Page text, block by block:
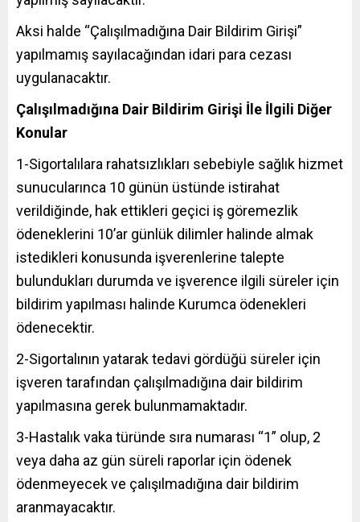
Aksi halde “Çalışılmadığına Dair Bildirim Girişi”
yapılmamış sayılacağından idari para cezası
uygulanacaktır.
Çalışılmadığına Dair Bildirim Girişi İle İlgili Diğer
Konular
1-Sigortalılara rahatsızlıkları sebebiyle sağlık hizmet
sunucularınca 10 günün üstünde istirahat
verildiğinde, hak ettikleri geçici iş göremezlik
ödeneklerini 10’ar günlük dilimler halinde almak
istedikleri konusunda işverenlerine talepte
bulundukları durumda ve işverence ilgili süreler için
bildirim yapılması halinde Kurumca ödenekleri
ödenecektir.
2-Sigortalının yatarak tedavi gördüğü süreler için
işveren tarafından çalışılmadığına dair bildirim
yapılmasına gerek bulunmamaktadır.
3-Hastalık vaka türünde sıra numarası “1” olup, 2
veya daha az gün süreli raporlar için ödenek
ödenmeyecek ve çalışılmadığına dair bildirim
aranmayacaktır.